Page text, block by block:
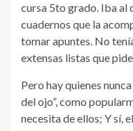
cursa 5to grado. Iba al
cuadernos que la
tomar apuntes. No
extensas listas que
Pero hay quienes
del ojo”, como
necesita de ellos; Y sí,